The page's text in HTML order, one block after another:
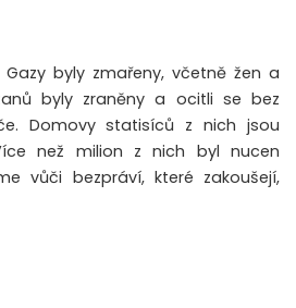
byly zmařeny, včetně žen a
byly zraněny a ocitli se bez
Domovy statisíců z nich jsou
než milion z nich byl nucen
vůči bezpráví, které zakoušejí,